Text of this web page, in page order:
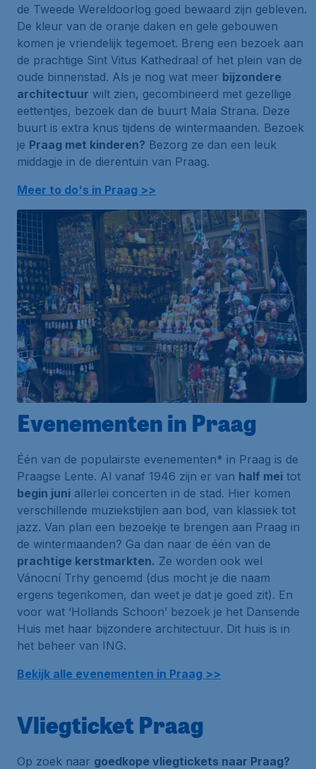
de Tweede Wereldoorlog goed bewaard zijn gebleven.
De kleur van de oranje daken en gele gebouwen
komen je vriendelijk tegemoet. Breng een bezoek aan
de prachtige Sint Vitus Kathedraal of het plein van de
oude binnenstad. Als je nog wat meer bijzondere
architectuur wilt zien, gecombineerd met gezellige
eettentjes, bezoek dan de buurt Mala Strana. Deze
buurt is extra knus tijdens de wintermaanden. Bezoek
je Praag met kinderen? Bezorg ze dan een leuk
middagje in de dierentuin van Praag.
Meer to do's in Praag >>
Evenementen in Praag
Één van de populairste evenementen* in Praag is de
Praagse Lente. Al vanaf 1946 zijn er van half mei tot
begin juni allerlei concerten in de stad. Hier komen
verschillende muziekstijlen aan bod, van klassiek tot
jazz. Van plan een bezoekje te brengen aan Praag in
de wintermaanden? Ga dan naar de één van de
prachtige kerstmarkten. Ze worden ook wel
Vánocní Trhy genoemd (dus mocht je die naam
ergens tegenkomen, dan weet je dat je goed zit). En
voor wat ‘Hollands Schoon’ bezoek je het Dansende
Huis met haar bijzondere architectuur. Dit huis is in
het beheer van ING.
Bekijk alle evenementen in Praag >>
Vliegticket Praag
Op zoek naar goedkope vliegtickets naar Praag?